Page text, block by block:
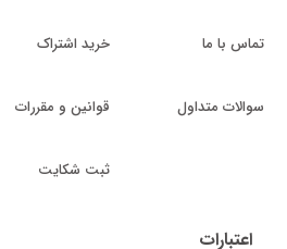
تماس با ما
سوالات متداول
خرید اشتراک
قوانین و مقررات
ثبت شکایت
اعتبارات